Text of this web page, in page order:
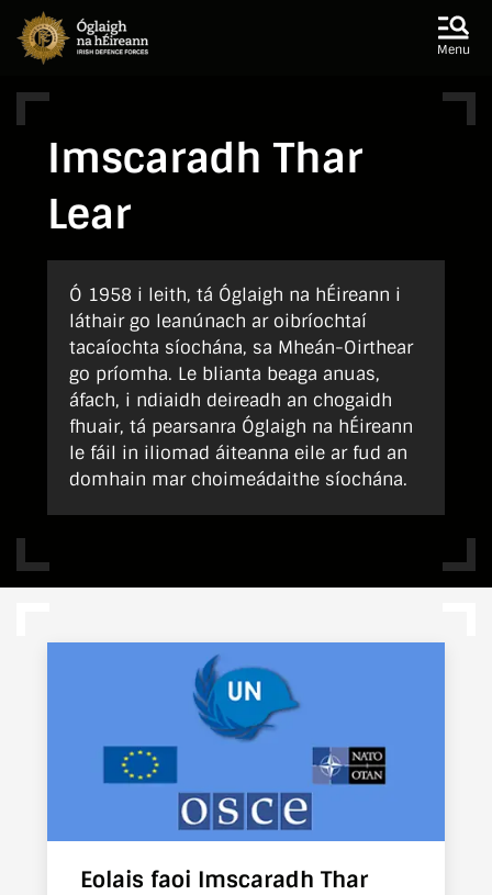
Skip to main content
Menu
Imscaradh Thar
Lear
Ó 1958 i leith, tá Óglaigh na hÉireann i
láthair go leanúnach ar oibríochtaí
tacaíochta síochána, sa Mheán-Oirthear
go príomha. Le blianta beaga anuas,
áfach, i ndiaidh deireadh an chogaidh
fhuair, tá pearsanra Óglaigh na hÉireann
le fáil in iliomad áiteanna eile ar fud an
domhain mar choimeádaithe síochána.
Eolais faoi Imscaradh Thar